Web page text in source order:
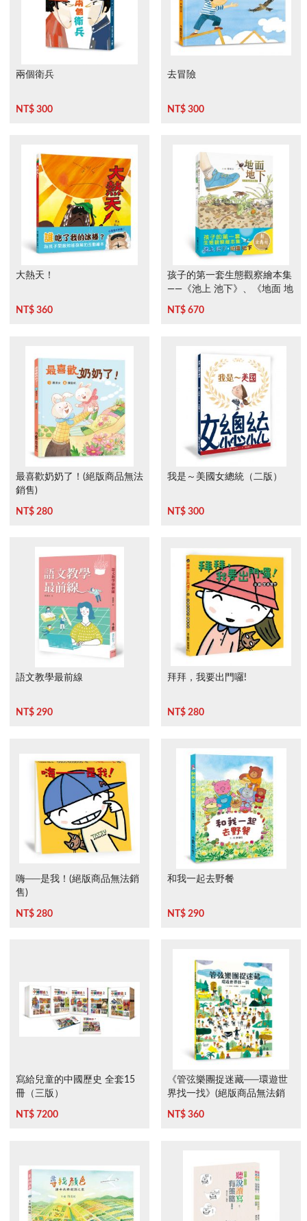
兩個衛兵
NT$ 300
去冒險
NT$ 300
大熱天！
NT$ 360
孩子的第一套生態觀察繪本集
——《池上 池下》、《地面 地
下》
NT$ 670
最喜歡奶奶了！(絕版商品無法
銷售)
NT$ 280
我是～美國女總統（二版）
NT$ 300
語文教學最前線
NT$ 290
拜拜，我要出門囉!
NT$ 280
嗨──是我！(絕版商品無法銷
售)
NT$ 280
和我一起去野餐
NT$ 290
寫給兒童的中國歷史 全套15
冊（三版）
NT$ 7200
《管弦樂團捉迷藏──環遊世
界找一找》(絕版商品無法銷
NT$ 360